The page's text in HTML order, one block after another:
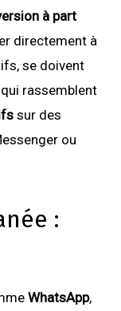
à part
directement à
se doivent
rassemblent
sur des
ou
:
WhatsApp,